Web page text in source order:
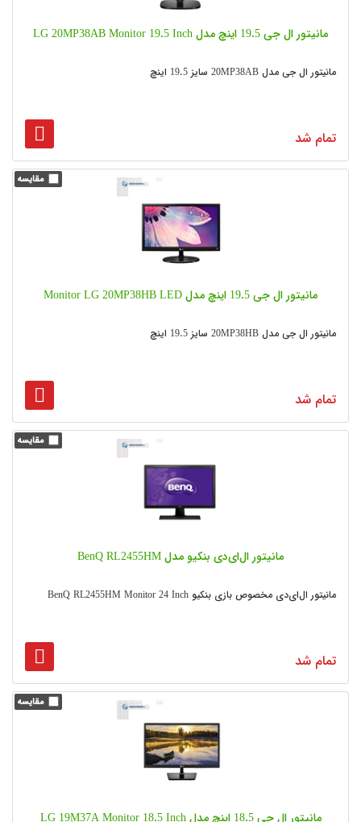
مانیتور ال جی 19.5 اینچ مدل LG 20MP38AB Monitor 19.5 Inch
مانیتور ال جی مدل 20MP38AB سایز 19.5 اینچ
تمام شد
مانیتور ال جی 19.5 اینچ مدل Monitor LG 20MP38HB LED
مانیتور ال جی مدل 20MP38HB سایز 19.5 اینچ
تمام شد
مانیتور ال‌ای‌دی بنکیو مدل BenQ RL2455HM
مانیتور ال‌ای‌دی مخصوص بازی بنکیو BenQ RL2455HM Monitor 24 Inch
تمام شد
مانیتور ال جی 18.5 اینچ مدل LG 19M37A Monitor 18.5 Inch